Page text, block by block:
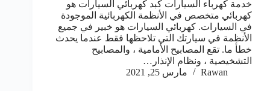
خدمة كهرباء السيارات كبد كهربائي السيارات هو
كهربائي متخصص في الأنظمة الكهربائية الموجودة
في السيارات. كهربائي السيارات هو خبير في جميع
الأنظمة في سيارتك التي تلاحظها فقط عندما يحدث
خطأ ما. تقع المصابيح الأمامية ، والمصابيح
التشخيصية ، ونظام الإنذار…
Rawan
مارس 25, 2021